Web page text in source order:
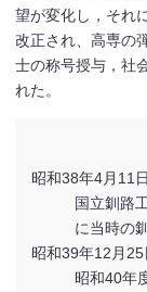
望が変化し，それ
改正され、高専の
士の称号授与，社
れた。
昭和38年4月11日
国立釧路
に当時の
昭和39年12月25
昭和40年